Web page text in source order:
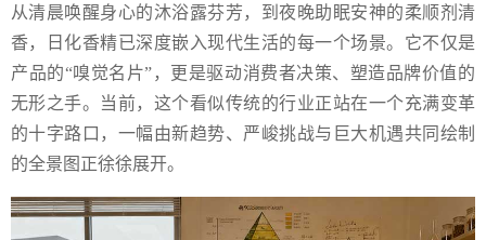
从清晨唤醒身心的沐浴露芬芳，到夜晚助眠安神的柔顺剂清
香，日化香精已深度嵌入现代生活的每一个场景。它不仅是
产品的“嗅觉名片”，更是驱动消费者决策、塑造品牌价值的
无形之手。当前，这个看似传统的行业正站在一个充满变革
的十字路口，一幅由新趋势、严峻挑战与巨大机遇共同绘制
的全景图正徐徐展开。